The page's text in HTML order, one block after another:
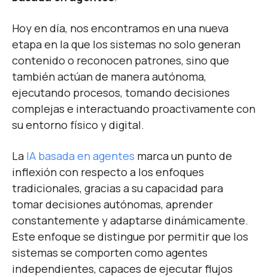
Hoy en día, nos encontramos en una nueva
etapa en la que los sistemas no solo generan
contenido o reconocen patrones, sino que
también actúan de manera autónoma,
ejecutando procesos, tomando decisiones
complejas e interactuando proactivamente con
su entorno físico y digital.
La IA basada en agentes marca un punto de
inflexión con respecto a los enfoques
tradicionales, gracias a su capacidad para
tomar decisiones autónomas, aprender
constantemente y adaptarse dinámicamente.
Este enfoque se distingue por permitir que los
sistemas se comporten como agentes
independientes, capaces de ejecutar flujos